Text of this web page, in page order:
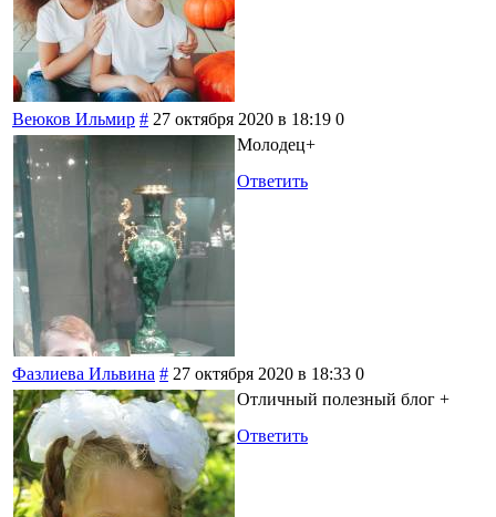
Веюков Ильмир # 27 октября 2020 в 18:19 0
Молодец+
Ответить
Фазлиева Ильвина # 27 октября 2020 в 18:33 0
Отличный полезный блог +
Ответить